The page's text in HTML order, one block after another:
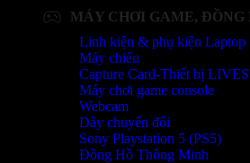
MÁY CHƠI GAME, ĐỒNG
Linh kiện & phụ kiện Laptop
Máy chiếu
Capture Card-Thiết bị
Máy chơi game console
Webcam
Dây chuyển đổi
Sony Playstation 5 (PS5)
Đồng Hồ Thông Minh